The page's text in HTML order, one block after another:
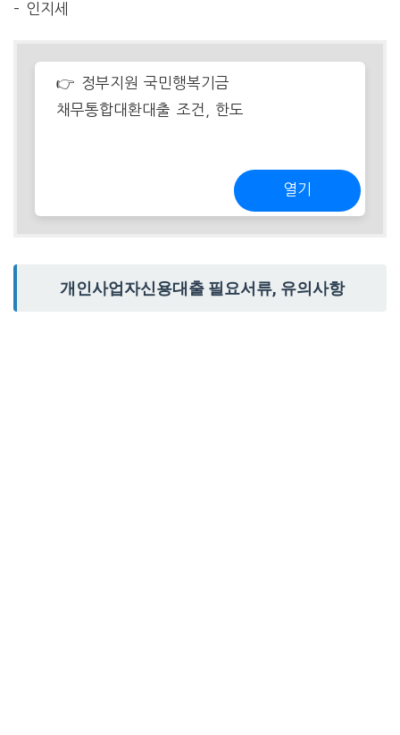
– 인지세
👉 정부지원 국민행복기금
채무통합대환대출 조건, 한도
열기
개인사업자신용대출 필요서류, 유의사항